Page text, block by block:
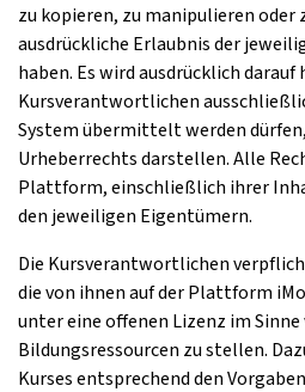
zu kopieren, zu manipulieren oder
ausdrückliche Erlaubnis der
haben. Es wird ausdrücklich darauf
Kursverantwortlichen
System übermittelt werden
Urheberrechts darstellen. Alle
Plattform, einschließlich ihrer
den jeweiligen Eigentümern.
Die Kursverantwortlichen
die von ihnen auf der Plattform
unter eine offenen Lizenz im Sinne
Bildungsressourcen zu stellen.
Kurses entsprechend den